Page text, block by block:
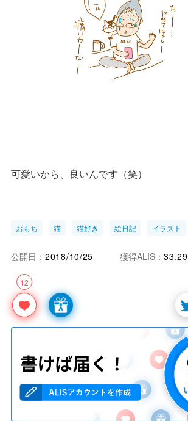
可愛いから、良いんです（笑）
おもち 猫 猫好き 絵日記 イラスト
12
公開日： 2018/10/25 獲得ALIS： 33.29